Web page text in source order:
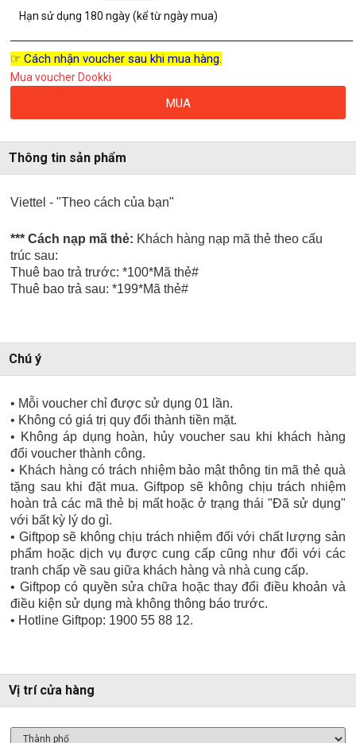
Hạn sử dụng 180 ngày (kể từ ngày mua)
☞ Cách nhận voucher sau khi mua hàng.
Mua voucher Dookki
MUA
Thông tin sản phẩm
Viettel - "Theo cách của bạn"
*** Cách nạp mã thẻ: Khách hàng nạp mã thẻ theo cấu
trúc sau:
Thuê bao trả trước: *100*Mã thẻ#
Thuê bao trả sau: *199*Mã thẻ#
Chú ý
• Mỗi voucher chỉ được sử dụng 01 lần.
• Không có giá trị quy đổi thành tiền mặt.
• Không áp dụng hoàn, hủy voucher sau khi khách hàng
đổi voucher thành công.
• Khách hàng có trách nhiệm bảo mật thông tin mã thẻ quà
tặng sau khi đặt mua. Giftpop sẽ không chịu trách nhiệm
hoàn trả các mã thẻ bị mất hoặc ở trạng thái "Đã sử dụng"
với bất kỳ lý do gì.
• Giftpop sẽ không chịu trách nhiệm đối với chất lượng sản
phẩm hoặc dịch vụ được cung cấp cũng như đối với các
tranh chấp về sau giữa khách hàng và nhà cung cấp.
• Giftpop có quyền sửa chữa hoặc thay đổi điều khoản và
điều kiện sử dụng mà không thông báo trước.
• Hotline Giftpop: 1900 55 88 12.
Vị trí cửa hàng